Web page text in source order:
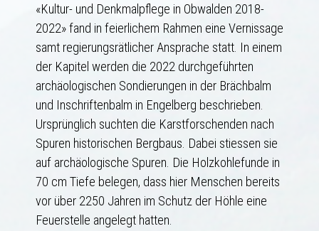
«Kultur- und Denkmalpflege in Obwalden 2018-
2022» fand in feierlichem Rahmen eine Vernissage
samt regierungsrätlicher Ansprache statt. In einem
der Kapitel werden die 2022 durchgeführten
archäologischen Sondierungen in der Brächbalm
und Inschriftenbalm in Engelberg beschrieben.
Ursprünglich suchten die Karstforschenden nach
Spuren historischen Bergbaus. Dabei stiessen sie
auf archäologische Spuren. Die Holzkohlefunde in
70 cm Tiefe belegen, dass hier Menschen bereits
vor über 2250 Jahren im Schutz der Höhle eine
Feuerstelle angelegt hatten.